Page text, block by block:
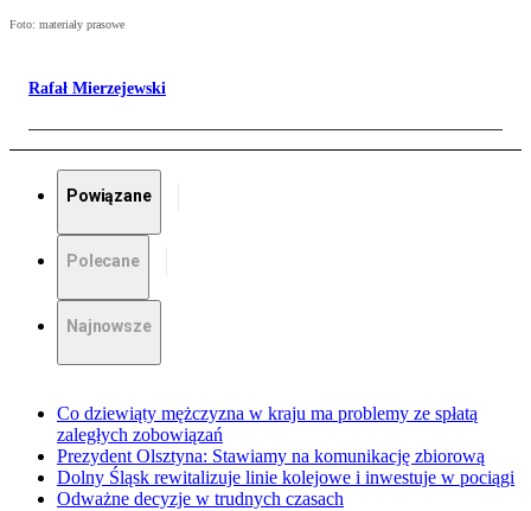
Foto: materiały prasowe
Rafał Mierzejewski
Powiązane
Polecane
Najnowsze
Co dziewiąty mężczyzna w kraju ma problemy ze spłatą
zaległych zobowiązań
Prezydent Olsztyna: Stawiamy na komunikację zbiorową
Dolny Śląsk rewitalizuje linie kolejowe i inwestuje w pociągi
Odważne decyzje w trudnych czasach